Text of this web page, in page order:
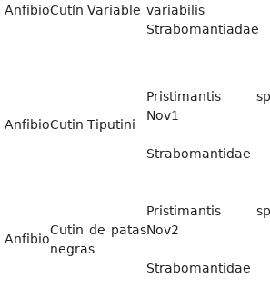
AnfibioCutín Variable variabilis
Strabomantiadae
AnfibioCutin Tiputini
Pristimantis
Nov1
Strabomantidae
Anfibio
Cutin de patas
negras
Pristimantis
Nov2
Strabomantidae